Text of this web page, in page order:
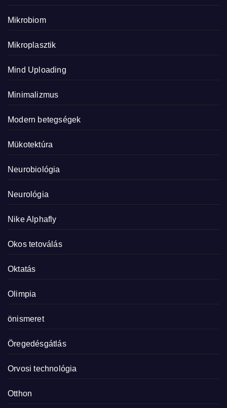
Mikrobiom
Mikroplasztik
Mind Uploading
Minimalizmus
Modern betegségek
Mükotektúra
Neurobiológia
Neurológia
Nike Alphafly
Okos tetoválás
Oktatás
Olimpia
önismeret
Öregedésgátlás
Orvosi technológia
Otthon